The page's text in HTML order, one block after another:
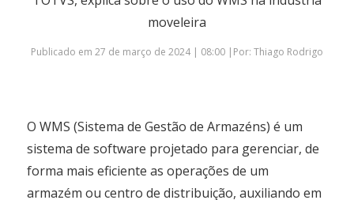
moveleira
Publicado em 27 de março de 2024 | 08:00 |Por: Thiago Rodrigo
O WMS (Sistema de Gestão de Armazéns) é um
sistema de software projetado para gerenciar, de
forma mais eficiente as operações de um
armazém ou centro de distribuição, auxiliando em